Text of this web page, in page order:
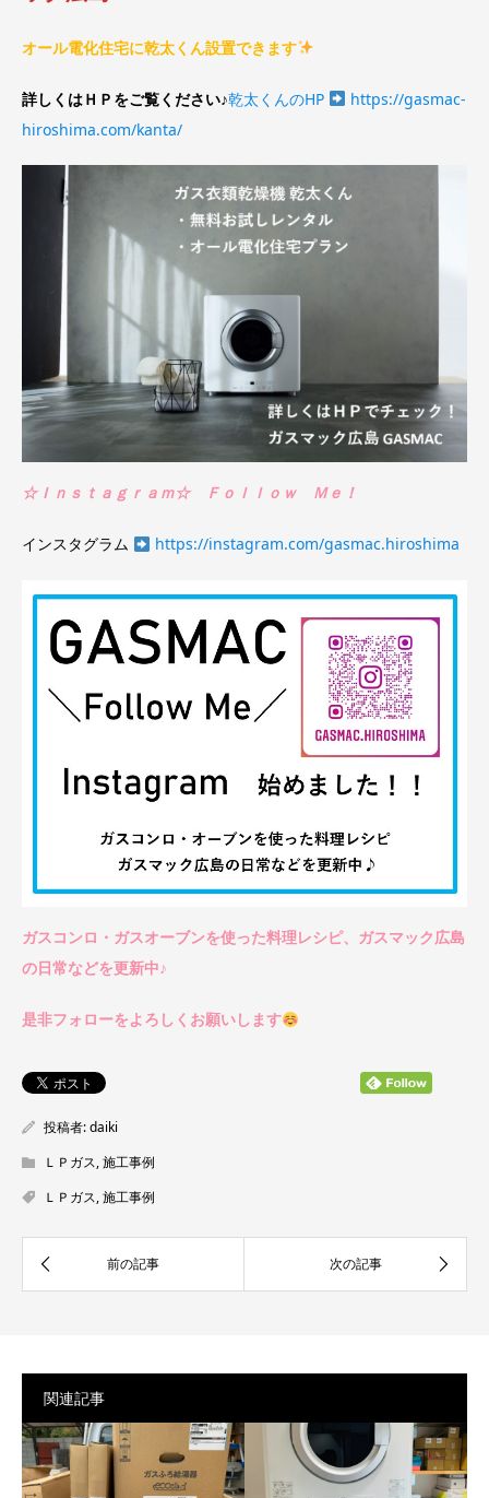
オール電化住宅に乾太くん設置できます
詳しくはＨＰをご覧ください♪乾太くんのHP
https://gasmac-
hiroshima.com/kanta/
☆Ｉｎｓｔａｇｒａｍ☆ Ｆｏｌｌｏｗ Ｍｅ！
インスタグラム https://instagram.com/gasmac.hiroshima
ガスコンロ・ガスオーブンを使った料理レシピ、ガスマック広島
の日常などを更新中♪
是非フォローをよろしくお願いします
投稿者:daiki
ＬＰガス,施工事例
ＬＰガス,施工事例
関連記事